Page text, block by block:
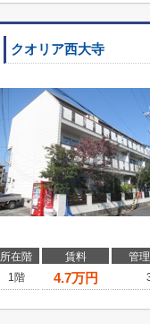
クオリア西大寺
所在階 賃料
管
1階
4.7万円